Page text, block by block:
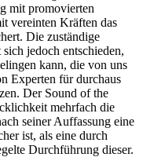
mit promovierten
vereinten Kräften das
Die zuständige
jedoch entschieden,
kann, die von uns
Experten für durchaus
Der Sound of the
mehrfach die
seiner Auffassung eine
ist, als eine durch
Durchführung dieser.